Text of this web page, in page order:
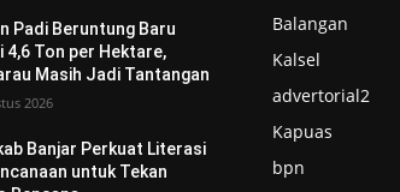
Padi Beruntung Baru
4,6 Ton per Hektare,
Masih Jadi Tantangan
2026
Banjar Perkuat Literasi
untuk Tekan
Balangan
Kalsel
advertorial2
Kapuas
bpn